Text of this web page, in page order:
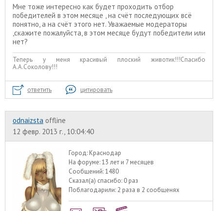
Мне тоже интересно как будет проходить отбор
победителей в этом месяце , на счёт последующих всё
понятно, а на счёт этого нет. Уважаемые модераторы
,скажите пожалуйста, в этом месяце будут победители или
нет?
Теперь у меня красивый плоский животик!!!Спасибо
А.А.Соколову!!!
ответить цитировать
odnaizsta offline
12 февр. 2013 г., 10:04:40
Город: Краснодар
На форуме:13 лет и 7 месяцев
Сообщений:1480
Сказал(а) спасибо: 0 раз
Поблагодарили: 2 раза в 2 сообщенях